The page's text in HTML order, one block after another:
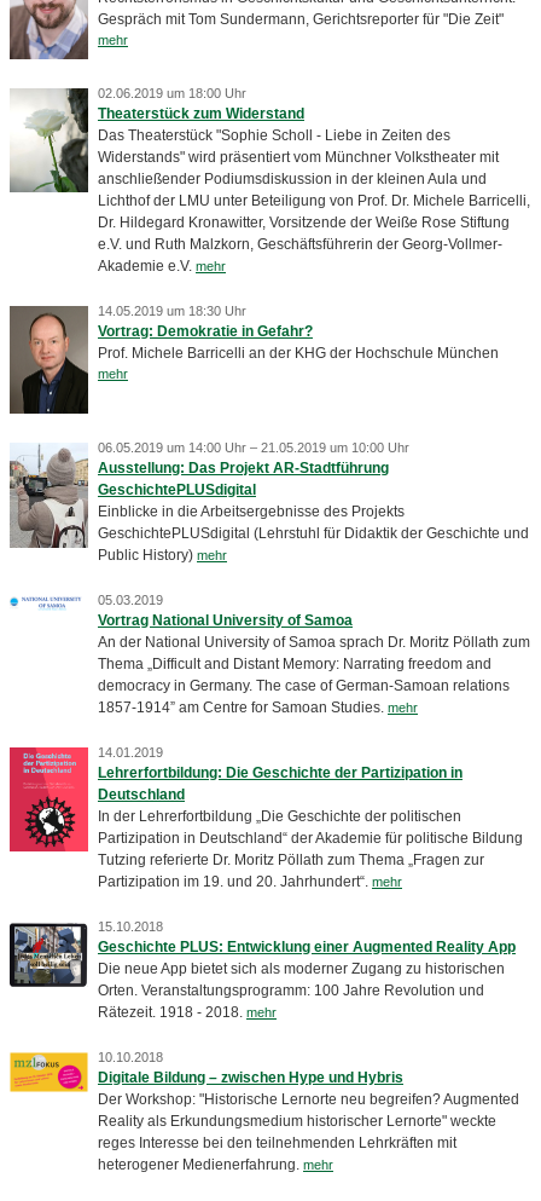
Gespräch mit Tom Sundermann, Gerichtsreporter für "Die Zeit"
mehr
02.06.2019 um 18:00 Uhr
Theaterstück zum Widerstand
Das Theaterstück "Sophie Scholl - Liebe in Zeiten des
Widerstands" wird präsentiert vom Münchner Volkstheater mit
anschließender Podiumsdiskussion in der kleinen Aula und
Lichthof der LMU unter Beteiligung von Prof. Dr. Michele Barricelli,
Dr. Hildegard Kronawitter, Vorsitzende der Weiße Rose Stiftung
e.V. und Ruth Malzkorn, Geschäftsführerin der Georg-Vollmer-
Akademie e.V. mehr
14.05.2019 um 18:30 Uhr
Vortrag: Demokratie in Gefahr?
Prof. Michele Barricelli an der KHG der Hochschule München
mehr
06.05.2019 um 14:00 Uhr – 21.05.2019 um 10:00 Uhr
Ausstellung: Das Projekt AR-Stadtführung
GeschichtePLUSdigital
Einblicke in die Arbeitsergebnisse des Projekts
GeschichtePLUSdigital (Lehrstuhl für Didaktik der Geschichte und
Public History) mehr
05.03.2019
Vortrag National University of Samoa
An der National University of Samoa sprach Dr. Moritz Pöllath zum
Thema „Difficult and Distant Memory: Narrating freedom and
democracy in Germany. The case of German-Samoan relations
1857-1914” am Centre for Samoan Studies. mehr
14.01.2019
Lehrerfortbildung: Die Geschichte der Partizipation in
Deutschland
In der Lehrerfortbildung „Die Geschichte der politischen
Partizipation in Deutschland“ der Akademie für politische Bildung
Tutzing referierte Dr. Moritz Pöllath zum Thema „Fragen zur
Partizipation im 19. und 20. Jahrhundert“. mehr
15.10.2018
Geschichte PLUS: Entwicklung einer Augmented Reality App
Die neue App bietet sich als moderner Zugang zu historischen
Orten. Veranstaltungsprogramm: 100 Jahre Revolution und
Rätezeit. 1918 - 2018. mehr
10.10.2018
Digitale Bildung – zwischen Hype und Hybris
Der Workshop: "Historische Lernorte neu begreifen? Augmented
Reality als Erkundungsmedium historischer Lernorte" weckte
reges Interesse bei den teilnehmenden Lehrkräften mit
heterogener Medienerfahrung. mehr